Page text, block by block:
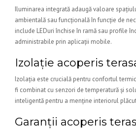
Iluminarea integrată adaugă valoare
ambientală sau funcțională în funcție de
include LEDuri închise în ramă sau profile
administrabile prin aplicații mobile.
Izolație acoperis
Izolația este crucială pentru confortul
fi combinat cu senzori de temperatură și
inteligentă pentru a menține interiorul
Garanții acoperis